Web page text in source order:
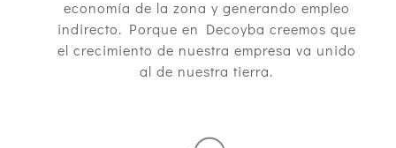
economía de la zona y generando empleo
indirecto. Porque en Decoyba creemos que
el crecimiento de nuestra empresa va unido
al de nuestra tierra.